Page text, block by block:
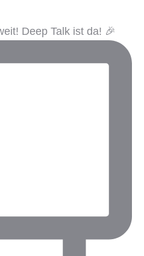
Deep Talk ist da! 🎉